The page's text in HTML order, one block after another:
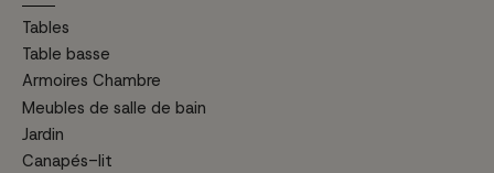
Tables
Table basse
Armoires Chambre
Meubles de salle de bain
Jardin
Canapés-lit